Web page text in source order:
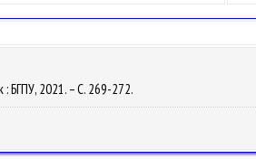
БГПУ, 2021. – С. 269-272.